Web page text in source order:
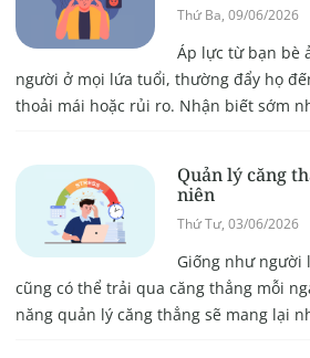
Thứ Ba, 09/06/2026
Áp lực từ bạn bè
người ở mọi lứa tuổi, thường đẩy họ
thoải mái hoặc rủi ro. Nhận biết sớm
Quản lý căng
niên
Thứ Tư, 03/06/2026
Giống như
cũng có thể trải qua căng thẳng mỗi
năng quản lý căng thẳng sẽ mang lại